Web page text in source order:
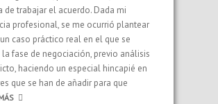
de trabajar el acuerdo. Dada mi
profesional, se me ocurrió plantear
caso práctico real en el que se
fase de negociación, previo análisis
haciendo un especial hincapié en
que se han de añadir para que